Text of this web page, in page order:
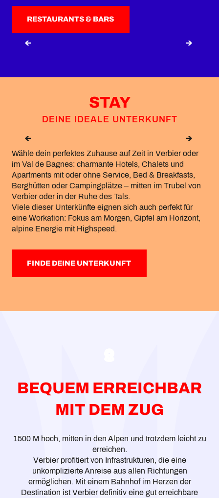
RESTAURANTS & BARS
STAY
DEINE IDEALE UNTERKUNFT
HOTELS
Wähle dein perfektes Zuhause auf Zeit in Verbier oder
im Val de Bagnes: charmante Hotels, Chalets und
Apartments mit oder ohne Service, Bed & Breakfasts,
Berghütten oder Campingplätze – mitten im Trubel von
Verbier oder in der Ruhe des Tals.
Viele dieser Unterkünfte eignen sich auch perfekt für
eine Workation: Fokus am Morgen, Gipfel am Horizont,
alpine Energie mit Highspeed.
FINDE DEINE UNTERKUNFT
BEQUEM ERREICHBAR
MIT DEM ZUG
1500 M hoch, mitten in den Alpen und trotzdem leicht zu
erreichen.
Verbier profitiert von Infrastrukturen, die eine
unkomplizierte Anreise aus allen Richtungen
ermöglichen. Mit einem Bahnhof im Herzen der
Destination ist Verbier definitiv eine gut erreichbare